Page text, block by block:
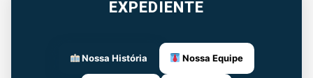
EXPEDIENTE
Nossa História Nossa Equipe